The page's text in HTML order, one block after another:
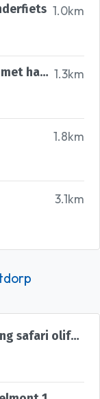
1.0km
1.3km
Amerikaanse houten kist met handvatten
1.8km
3.1km
50x40cm Diamond painting safari olifanten (vierkant) nr 35